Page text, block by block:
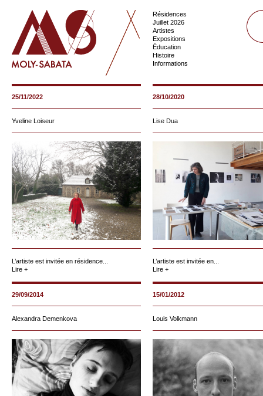
Résidences
Juillet 2026
Artistes
Expositions
Éducation
Histoire
Informations
25/11/2022
Yveline Loiseur
L’artiste est invitée en résidence...
Lire +
28/10/2020
Lise Dua
L’artiste est invitée en...
Lire +
29/09/2014
Alexandra Demenkova
15/01/2012
Louis Volkmann